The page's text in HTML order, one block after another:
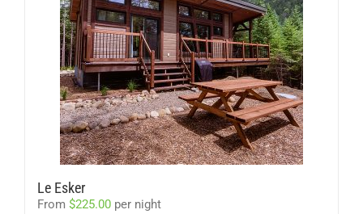
Le Esker
From $225.00 per night